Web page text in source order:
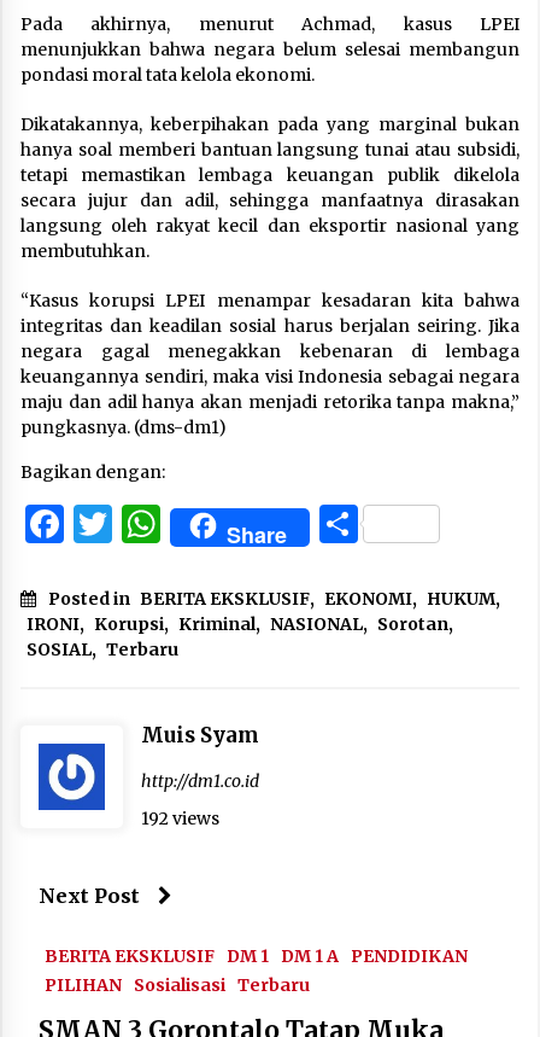
Pada akhirnya, menurut Achmad, kasus LPEI
menunjukkan bahwa negara belum selesai membangun
pondasi moral tata kelola ekonomi.
Dikatakannya, keberpihakan pada yang marginal bukan
hanya soal memberi bantuan langsung tunai atau subsidi,
tetapi memastikan lembaga keuangan publik dikelola
secara jujur dan adil, sehingga manfaatnya dirasakan
langsung oleh rakyat kecil dan eksportir nasional yang
membutuhkan.
“Kasus korupsi LPEI menampar kesadaran kita bahwa
integritas dan keadilan sosial harus berjalan seiring. Jika
negara gagal menegakkan kebenaran di lembaga
keuangannya sendiri, maka visi Indonesia sebagai negara
maju dan adil hanya akan menjadi retorika tanpa makna,”
pungkasnya. (dms-dm1)
Bagikan dengan:
Facebook
Twitter
WhatsApp
Share Share
Posted in BERITA EKSKLUSIF, EKONOMI, HUKUM,
IRONI, Korupsi, Kriminal, NASIONAL, Sorotan,
SOSIAL, Terbaru
Muis Syam
http://dm1.co.id
192 views
Next Post
BERITA EKSKLUSIF DM 1 DM 1 A PENDIDIKAN
PILIHAN
Sosialisasi Terbaru
SMAN 3 Gorontalo Tatap Muka